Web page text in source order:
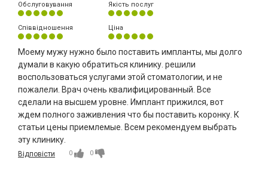
Обслуговування Якість послуг
Співвідношення Ціна
Моему мужу нужно было поставить импланты, мы долго
думали в какую обратиться клинику. решили
воспользоваться услугами этой стоматологии, и не
пожалели. Врач очень квалифицированный. Все
сделали на высшем уровне. Имплант прижился, вот
ждем полного заживления что бы поставить коронку. К
статьи цены приемлемые. Всем рекомендуем выбрать
эту клинику.
Відповісти 0 0